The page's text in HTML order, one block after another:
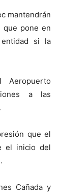
mantendrán
que pone en
si la
a las
que el
el inicio del
Cañada y